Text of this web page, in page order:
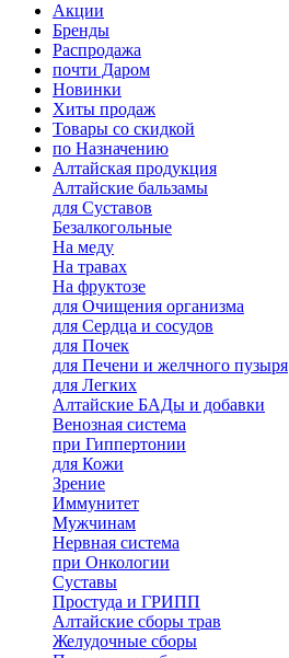
Акции
Бренды
Распродажа
почти Даром
Новинки
Хиты продаж
Товары со скидкой
по Назначению
Алтайская продукция
Алтайские бальзамы
для Суставов
Безалкогольные
На меду
На травах
На фруктозе
для Очищения организма
для Сердца и сосудов
для Почек
для Печени и желчного пузыря
для Легких
Алтайские БАДы и добавки
Венозная система
при Гиппертонии
для Кожи
Зрение
Иммунитет
Мужчинам
Нервная система
при Онкологии
Суставы
Простуда и ГРИПП
Алтайские сборы трав
Желудочные сборы